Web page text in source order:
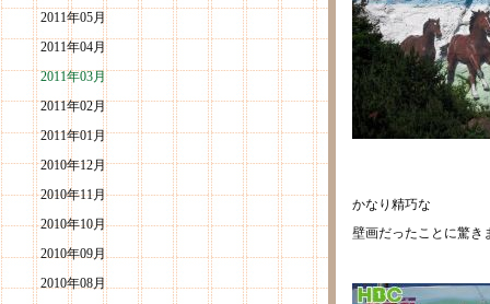
2011年05月
2011年04月
2011年03月
2011年02月
2011年01月
2010年12月
2010年11月
2010年10月
2010年09月
2010年08月
かなり精巧な
壁画だったことに驚き